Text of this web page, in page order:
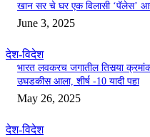
खान सर चे घर एक विलासी ‘पॅलेस’
June 3, 2025
देश-विदेश
भारत लवकरच जगातील तिसर्‍या
उघडकीस आला, शीर्ष -10 यादी पहा
May 26, 2025
देश-विदेश